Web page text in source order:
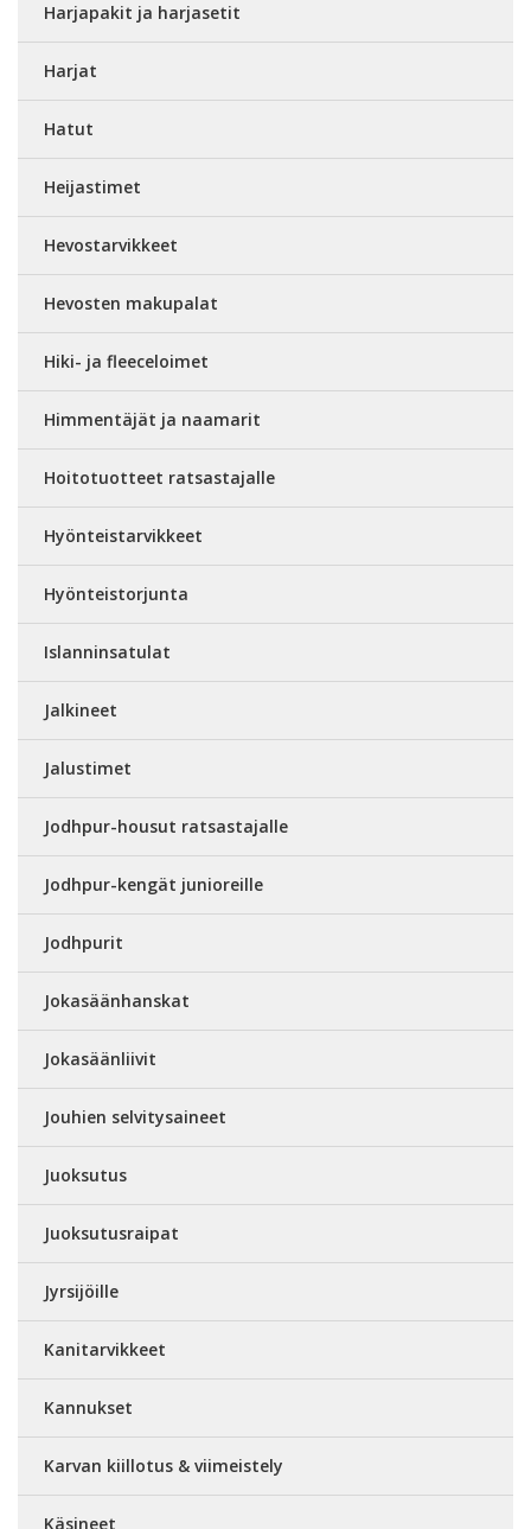
Harjapakit ja harjasetit
Harjat
Hatut
Heijastimet
Hevostarvikkeet
Hevosten makupalat
Hiki- ja fleeceloimet
Himmentäjät ja naamarit
Hoitotuotteet ratsastajalle
Hyönteistarvikkeet
Hyönteistorjunta
Islanninsatulat
Jalkineet
Jalustimet
Jodhpur-housut ratsastajalle
Jodhpur-kengät junioreille
Jodhpurit
Jokasäänhanskat
Jokasäänliivit
Jouhien selvitysaineet
Juoksutus
Juoksutusraipat
Jyrsijöille
Kanitarvikkeet
Kannukset
Karvan kiillotus & viimeistely
Käsineet